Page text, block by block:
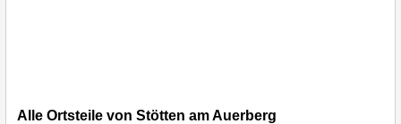
Alle Ortsteile von Stötten am Auerberg